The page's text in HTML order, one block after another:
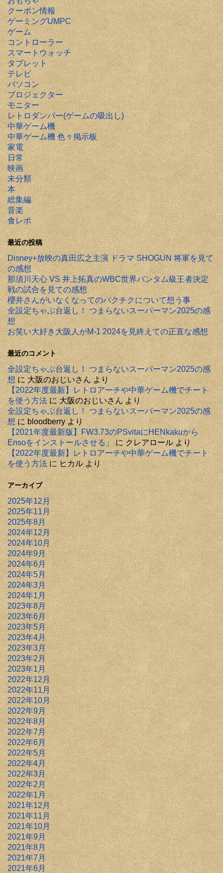
クーポン情報
ゲーミングUMPC
ゲーム
コントローラー
スマートウォッチ
タブレット
テレビ
パソコン
プロジェクター
モニター
レトロダンパー(ゲームの吸出し)
中華ゲーム機
中華ゲーム機 色々掲示板
家電
日常
映画
未分類
本
総集編
音楽
食レポ
最近の投稿
Disney+放映の真田広之主演 ドラマ SHOGUN 将軍を見て
の感想
那須川天心 VS 井上拓真のWBC世界バンタム級王者決定
戦の試合を見ての感想
櫻井さんがいなくなってのバクチクについて想う事
全設定ちゃぶ台返し！ つまらないスーパーマン2025の感
想
お笑い大好き大阪人がM-1 2024を見終えての正直な感想
最近のコメント
全設定ちゃぶ台返し！ つまらないスーパーマン2025の感
想に大阪のおじいさんより
【2022年度最新】レトロアーチや中華ゲーム機でチート
を使う方法に大阪のおじいさんより
全設定ちゃぶ台返し！ つまらないスーパーマン2025の感
想にbloodberryより
【2021年度最新版】FW3.73のPSvitaにHENkakuから
Ensoをインストールさせる」にクレアロールより
【2022年度最新】レトロアーチや中華ゲーム機でチート
を使う方法にヒカルより
アーカイブ
2025年12月
2025年11月
2025年8月
2024年12月
2024年10月
2024年9月
2024年6月
2024年5月
2024年3月
2024年1月
2023年8月
2023年6月
2023年5月
2023年4月
2023年3月
2023年2月
2023年1月
2022年12月
2022年11月
2022年10月
2022年9月
2022年8月
2022年7月
2022年6月
2022年5月
2022年4月
2022年3月
2022年2月
2022年1月
2021年12月
2021年11月
2021年10月
2021年9月
2021年8月
2021年7月
2021年6月